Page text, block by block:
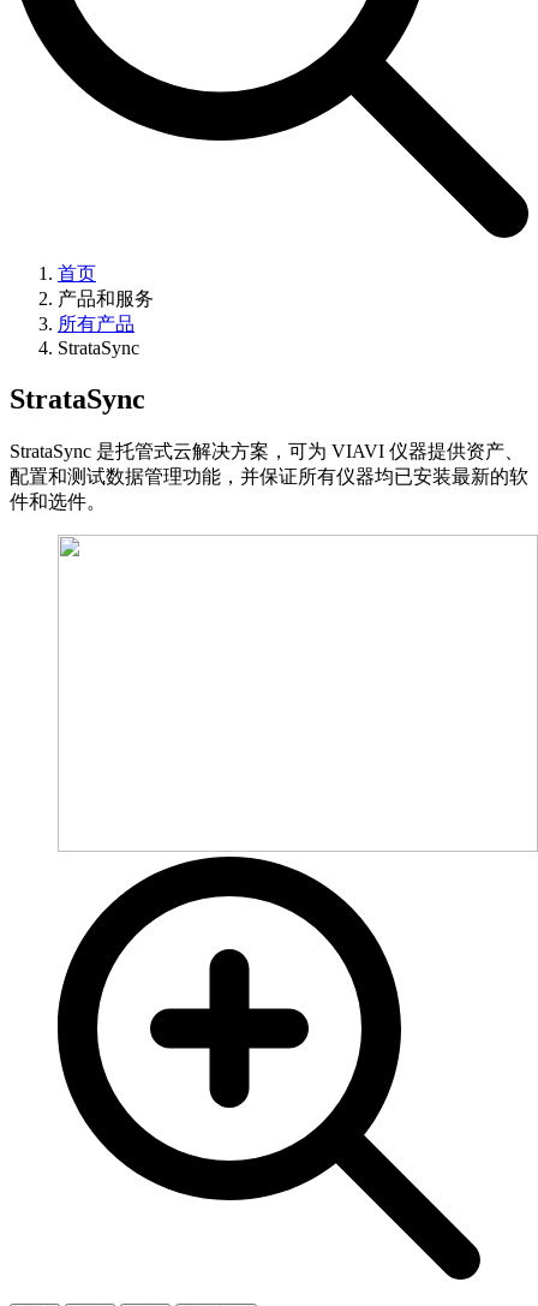
首页
产品和服务
所有产品
StrataSync
StrataSync
StrataSync 是托管式云解决方案，可为 VIAVI 仪器提供资产、
配置和测试数据管理功能，并保证所有仪器均已安装最新的软
件和选件。